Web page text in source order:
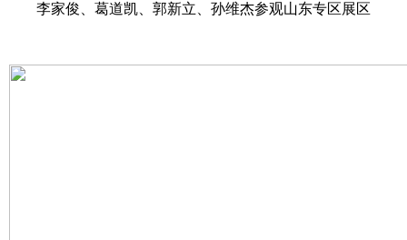
李家俊、葛道凯、郭新立、孙维杰参观山东专区展区